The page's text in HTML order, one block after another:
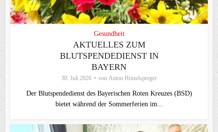
Gesundheit
AKTUELLES ZUM
BLUTSPENDEDIENST IN
BAYERN
30. Juli 2026 von Anton Hötzelsperger
Der Blutspendedienst des Bayerischen Roten Kreuzes (BSD)
bietet während der Sommerferien im...